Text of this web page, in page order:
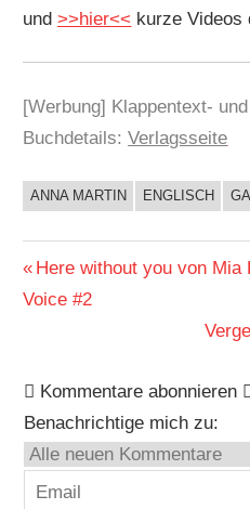
und>>hier<< kurze Videos
[Werbung] Klappentext-
Buchdetails:Verlagsseite
BUCHIGES
ANNA MARTIN ENGLISCH
Vorheriger
Beitrag:
Here without you von
Voice #2
Kommentare abonnieren
Benachrichtige mich zu: